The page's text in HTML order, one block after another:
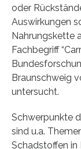
oder
Auswirkungen
Nahrungskette
Fachbegriff
Braunschweig
untersucht.
Schwerpunkte
sind u.a.
Schadstoffen in